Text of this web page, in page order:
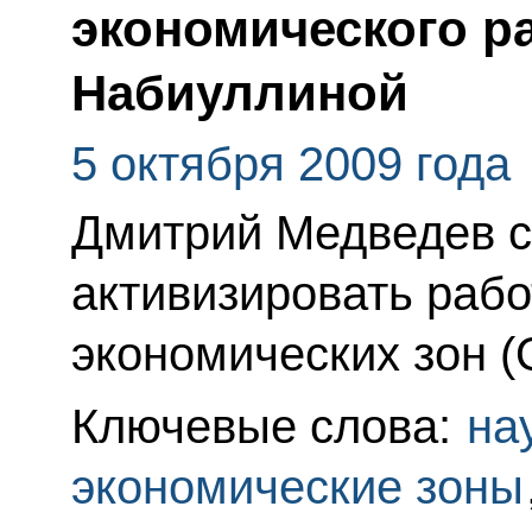
экономического
Набиуллиной
5 октября 2009 года
Дмитрий Медведев
активизировать
экономических зон
Ключевые слова:
экономические зоны